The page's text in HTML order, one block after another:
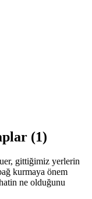
(1)
gittiğimiz yerlerin
kurmaya önem
ne olduğunu